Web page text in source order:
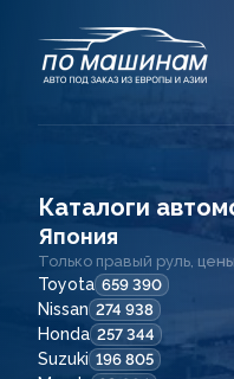
Каталоги
Япония
Только правый руль,
Toyota 659 390
Nissan 274 938
Honda 257 344
Suzuki 196 805